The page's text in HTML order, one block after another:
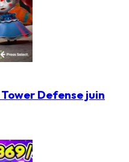
Defense juin